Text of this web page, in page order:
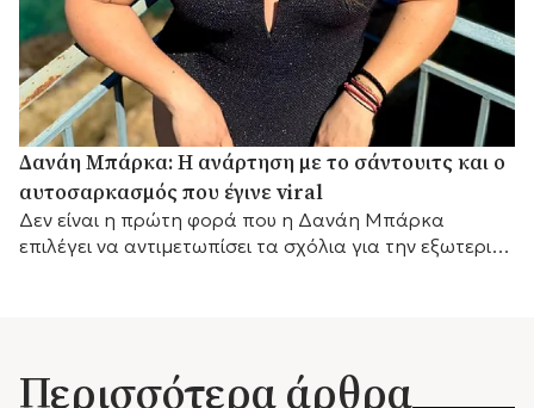
Δανάη Μπάρκα: Η ανάρτηση με το σάντουιτς και ο
αυτοσαρκασμός που έγινε viral
Δεν είναι η πρώτη φορά που η Δανάη Μπάρκα
επιλέγει να αντιμετωπίσει τα σχόλια για την εξωτερική
Περισσότερα άρθρα